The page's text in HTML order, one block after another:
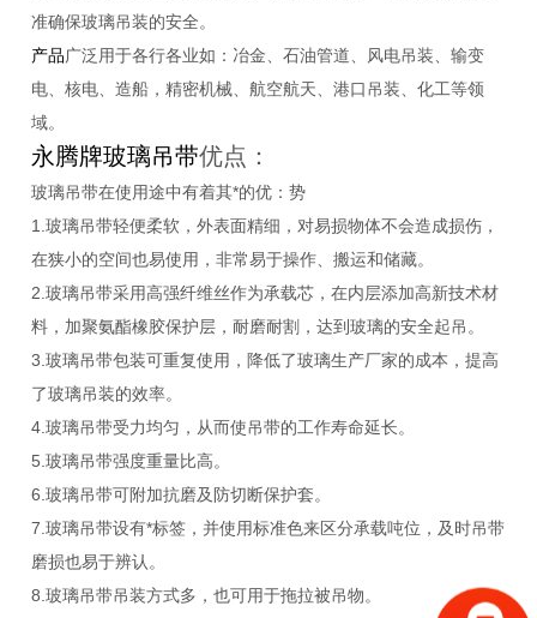
准确保玻璃吊装的安全。
产品广泛用于各行各业如：冶金、石油管道、风电吊装、输变
电、核电、造船，精密机械、航空航天、港口吊装、化工等领
域。
永腾牌玻璃吊带优点：
玻璃吊带在使用途中有着其*的优：势
1.玻璃吊带轻便柔软，外表面精细，对易损物体不会造成损伤，
在狭小的空间也易使用，非常易于操作、搬运和储藏。
2.玻璃吊带采用高强纤维丝作为承载芯，在内层添加高新技术材
料，加聚氨酯橡胶保护层，耐磨耐割，达到玻璃的安全起吊。
3.玻璃吊带包装可重复使用，降低了玻璃生产厂家的成本，提高
了玻璃吊装的效率。
4.玻璃吊带受力均匀，从而使吊带的工作寿命延长。
5.玻璃吊带强度重量比高。
6.玻璃吊带可附加抗磨及防切断保护套。
7.玻璃吊带设有*标签，并使用标准色来区分承载吨位，及时吊带
磨损也易于辨认。
8.玻璃吊带吊装方式多，也可用于拖拉被吊物。